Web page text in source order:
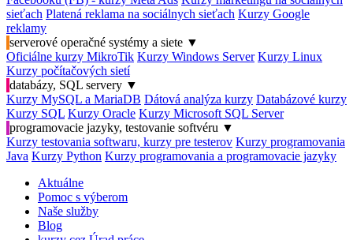
sieťach Platená reklama na sociálnych sieťach Kurzy Google
reklamy
serverové operačné systémy a siete ▼
Oficiálne kurzy MikroTik Kurzy Windows Server Kurzy Linux
Kurzy počítačových sietí
databázy, SQL servery ▼
Kurzy MySQL a MariaDB Dátová analýza kurzy Databázové kurzy
Kurzy SQL Kurzy Oracle Kurzy Microsoft SQL Server
programovacie jazyky, testovanie softvéru ▼
Kurzy testovania softwaru, kurzy pre testerov Kurzy programovania
Java Kurzy Python Kurzy programovania a programovacie jazyky
Aktuálne
Pomoc s výberom
Naše služby
Blog